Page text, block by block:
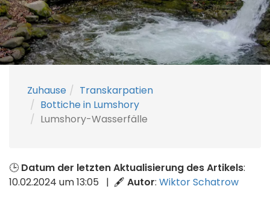
Zuhause
Transkarpatien
Bottiche in Lumshory
Lumshory-Wasserfälle
🕒 Datum der letzten Aktualisierung des Artikels:
10.02.2024 um 13:05 | 🖋 Autor: Wiktor Schatrow